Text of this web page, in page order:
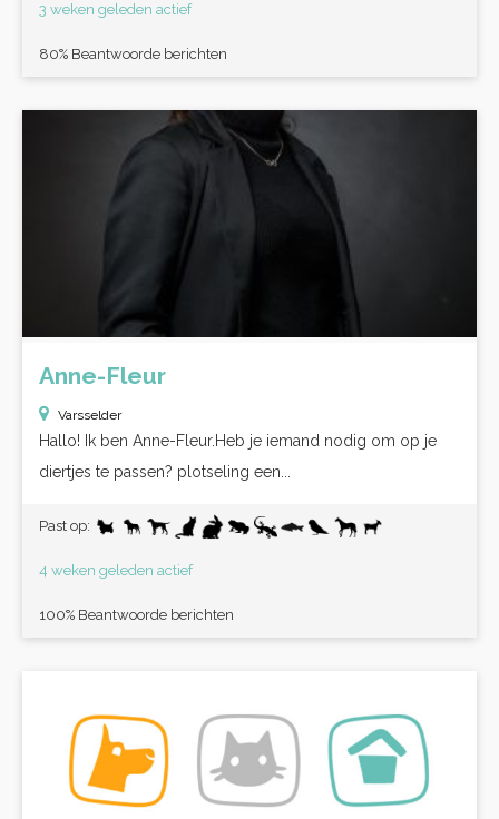
3 weken geleden actief
80% Beantwoorde berichten
Anne-Fleur
Varsselder
Hallo! Ik ben Anne-Fleur.Heb je iemand nodig om op je
diertjes te passen? plotseling een...
Past op:
4 weken geleden actief
100% Beantwoorde berichten